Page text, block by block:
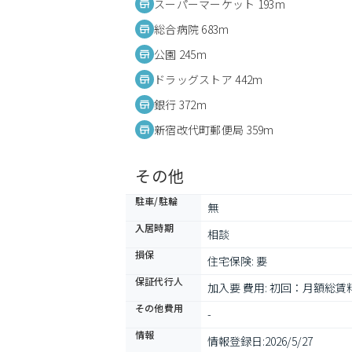
スーパーマーケット 193m
総合病院 683m
公園 245m
ドラッグストア 442m
銀行 372m
新宿改代町郵便局 359m
その他
駐車/駐輪 無
入居時期 相談
損保 住宅保険: 要
保証代行人 加入要 費用: 初回：月額総賃
その他費用 -
情報 情報登録日:2026/5/27